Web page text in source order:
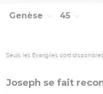
Genèse 45
Seuls les Évangiles sont
Joseph se fait